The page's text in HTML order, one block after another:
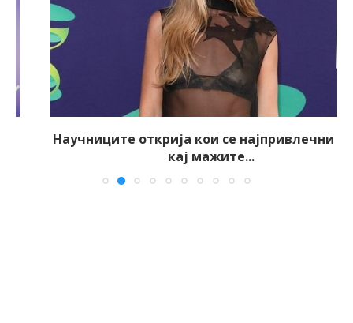
Научниците открија кои се најпривлечни црти
кај мажите...